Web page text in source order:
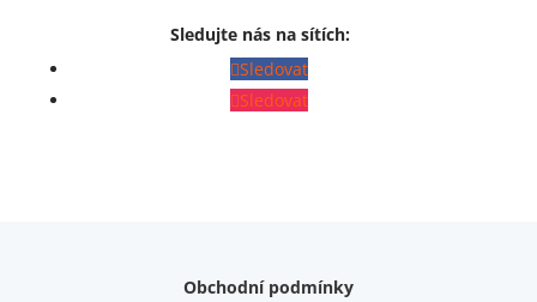
Sledujte nás na sítích:
Sledovat
Sledovat
Obchodní podmínky